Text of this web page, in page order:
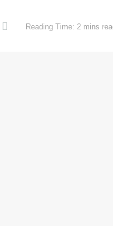
Reading Time: 2 mins